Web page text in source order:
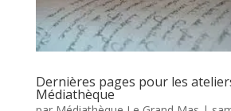
Dernières pages pour les
Médiathèque